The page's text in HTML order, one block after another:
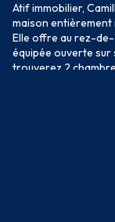
Atif immobilier,
maison entièrement
Elle offre au rez-de-
équipée ouverte sur
trouverez 2
à granulés et
conforme,
Pour me contacter